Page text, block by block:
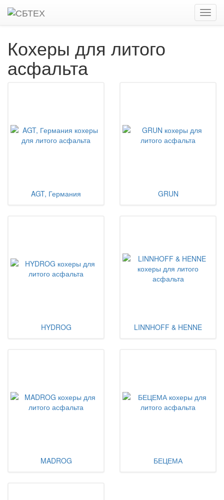
Главная
Кохеры для литого
асфальта
AGT, Германия GRUN
HYDROG LINNHOFF & HENNE
MADROG БЕЦЕМА